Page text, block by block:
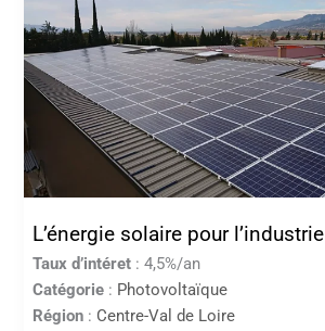
L’énergie solaire pour l’industrie
Taux d’intéret : 4,5%/an
Catégorie : Photovoltaïque
Région : Centre-Val de Loire